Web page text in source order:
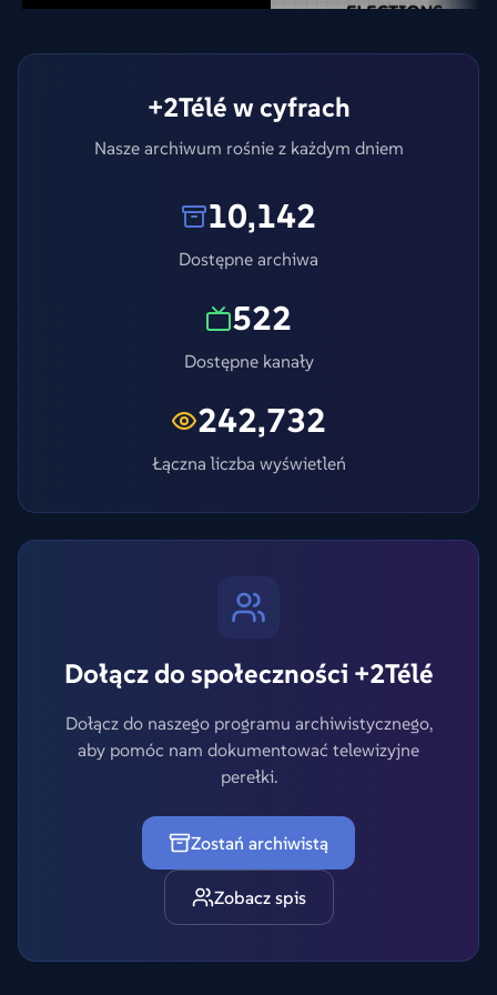
2026 roku
+2Télé w cyfrach
Nasze archiwum rośnie z każdym dniem
10,142
Dostępne archiwa
522
Dostępne kanały
242,732
Łączna liczba wyświetleń
Dołącz do społeczności +2Télé
Dołącz do naszego programu archiwistycznego,
aby pomóc nam dokumentować telewizyjne
perełki.
Zostań archiwistą
Zobacz spis